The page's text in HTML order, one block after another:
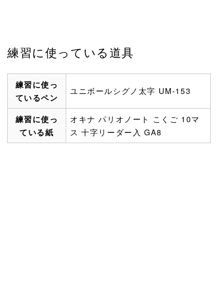
練習に使っている道具
練習に使っ
ているペン
ユニボールシグノ太字 UM-153
練習に使っ
ている紙
オキナ パリオノート こくご 10マ
ス 十字リーダー入 GA8